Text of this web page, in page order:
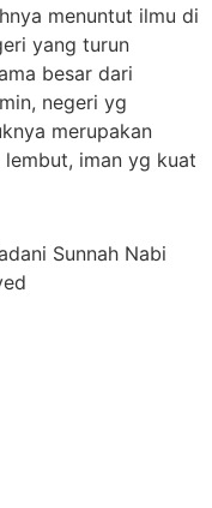
menuntut ilmu di
yang turun
besar dari
negeri yg
merupakan
iman yg kuat
Sunnah Nabi